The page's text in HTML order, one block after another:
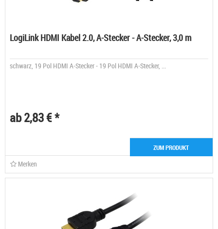
LogiLink HDMI Kabel 2.0, A-Stecker - A-Stecker, 3,0 m
schwarz, 19 Pol HDMI A-Stecker - 19 Pol HDMI A-Stecker, ...
ab 2,83 € *
ZUM PRODUKT
Merken